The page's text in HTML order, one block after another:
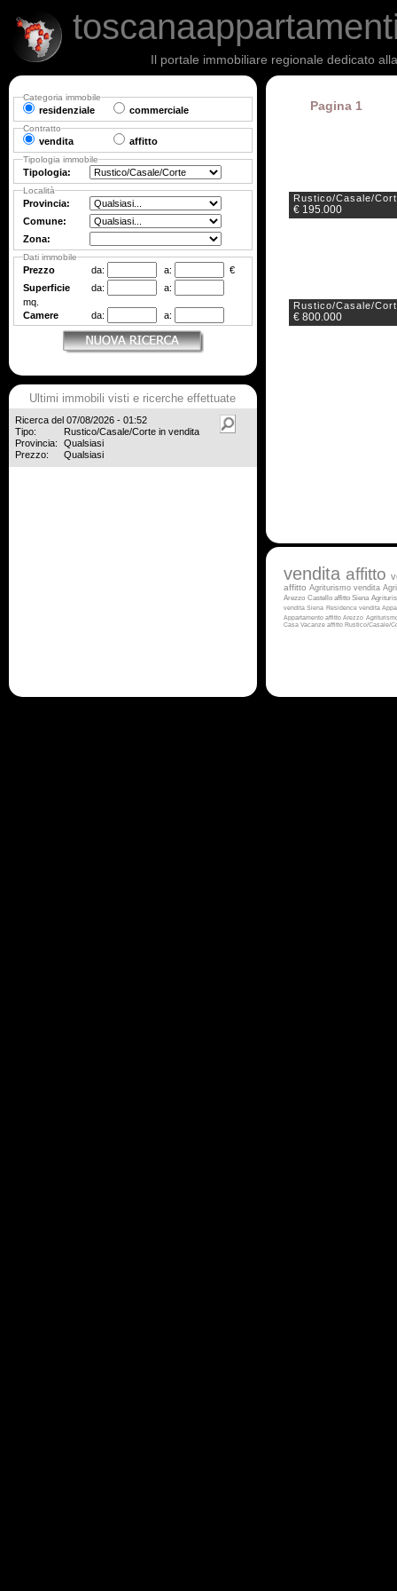
Il portale immobiliare regionale dedicato
Pagina 1
Rustico/Casale/
€ 195.000
Rustico/Casale/
€ 800.000
vendita affitto
affitto Agriturismo vendita
Arezzo Castello affitto Siena
vendita Siena Residence vendita
Appartamento affitto Arezzo
Casa Vacanze affitto Rustico/Casale/
Categoria immobile
residenziale commerciale
Contratto
vendita affitto
Tipologia immobile
Tipologia:
Località
Provincia:
Comune:
Zona:
Dati immobile
Prezzo da: a:
€
Superficie
da:
a:
mq.
Camere
da: a:
Ultimi immobili visti e ricerche effettuate
Ricerca del 07/08/2026 - 01:52
Tipo:
Rustico/Casale/Corte in vendita
Provincia:
Qualsiasi
Prezzo:
Qualsiasi